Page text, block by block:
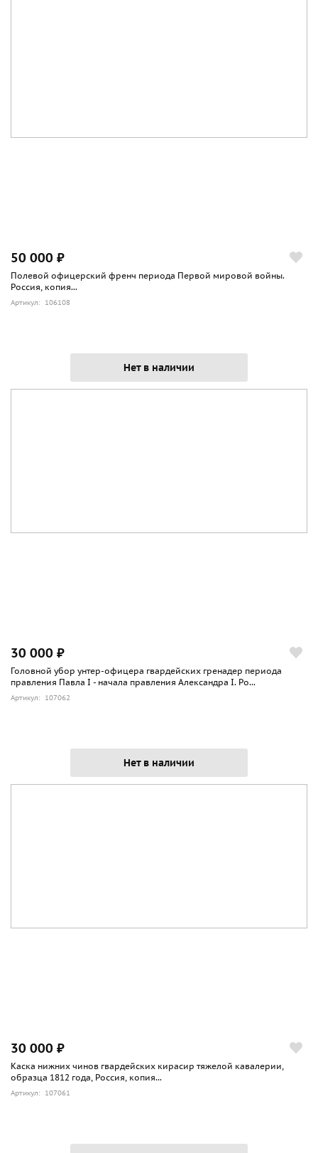
50 000 ₽
Полевой офицерский френч периода Первой мировой войны.
Россия, копия...
Артикул: 106108
Нет в наличии
30 000 ₽
Головной убор унтер-офицера гвардейских гренадер периода
правления Павла I - начала правления Александра I. Ро...
Артикул: 107062
Нет в наличии
30 000 ₽
Каска нижних чинов гвардейских кирасир тяжелой кавалерии,
образца 1812 года, Россия, копия...
Артикул: 107061